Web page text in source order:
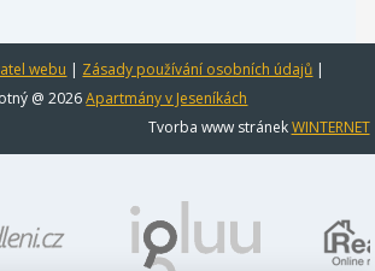
webu | Zásady používání osobních údajů |
@ 2026Apartmány v Jeseníkách
Tvorba www stránekWINTERNET